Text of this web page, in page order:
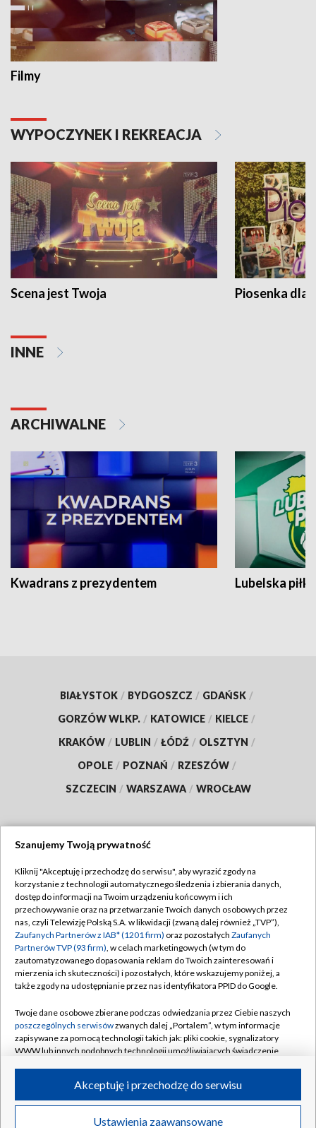
Filmy
WYPOCZYNEK I REKREACJA
Scena jest Twoja Piosenka dla
INNE
ARCHIWALNE
Kwadrans z prezydentem Lubelska piłka
BIAŁYSTOK / BYDGOSZCZ / GDAŃSK /
GORZÓW WLKP. / KATOWICE / KIELCE /
KRAKÓW / LUBLIN / ŁÓDŹ / OLSZTYN /
OPOLE / POZNAŃ / RZESZÓW /
SZCZECIN / WARSZAWA / WROCŁAW
TVP
Abonament TVP
Emisja w TVP
Centrum informacji TVP
Naziemna Telewizja Cyfrowa
Rada Programowa
System NOS
Informacje o nadawcy
Program dla prasy
Regulamin TVP
Polityka prywatności
Moje zgody
Pomoc
Kontakt
Kanały
©2026 Telewizja Polska S.A. w likwidacji
Szanujemy Twoją prywatność
Kliknij "Akceptuję i przechodzę do serwisu", aby wyrazić zgody na
korzystanie z technologii automatycznego śledzenia i zbierania danych,
dostęp do informacji na Twoim urządzeniu końcowym i ich
przechowywanie oraz na przetwarzanie Twoich danych osobowych przez
nas, czyli Telewizję Polską S.A. w likwidacji (zwaną dalej również „TVP”),
Zaufanych Partnerów z IAB* (1201 firm) oraz pozostałych Zaufanych
Partnerów TVP (93 firm), w celach marketingowych (w tym do
zautomatyzowanego dopasowania reklam do Twoich zainteresowań i
mierzenia ich skuteczności) i pozostałych, które wskazujemy poniżej, a
także zgody na udostępnianie przez nas identyfikatora PPID do Google.
Twoje dane osobowe zbierane podczas odwiedzania przez Ciebie naszych
poszczególnych serwisówzwanych dalej „Portalem”, w tym informacje
zapisywane za pomocą technologii takich jak: pliki cookie, sygnalizatory
WWW lub innych podobnych technologii umożliwiających świadczenie
ruchu w Internecie.
Twoje dane osobowe zbierane podczas odwiedzania przez Ciebie
Ustawienia zaawansowane
Akceptuję i przechodzę do serwisu